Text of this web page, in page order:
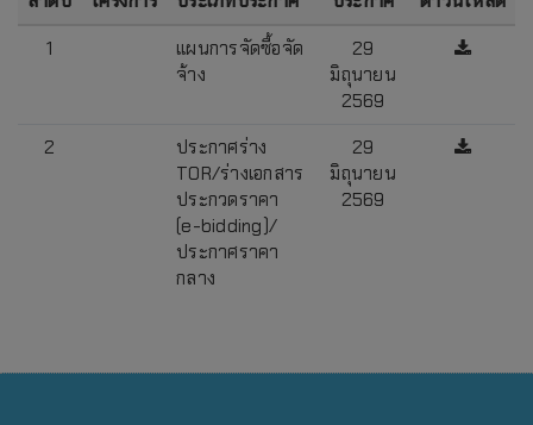
1
แผนการจัดซื้อจัด
จ้าง
29
มิถุนายน
2569
2
ประกาศร่าง
TOR/ร่างเอกสาร
ประกวดราคา
(e-bidding)/
ประกาศราคา
กลาง
29
มิถุนายน
2569